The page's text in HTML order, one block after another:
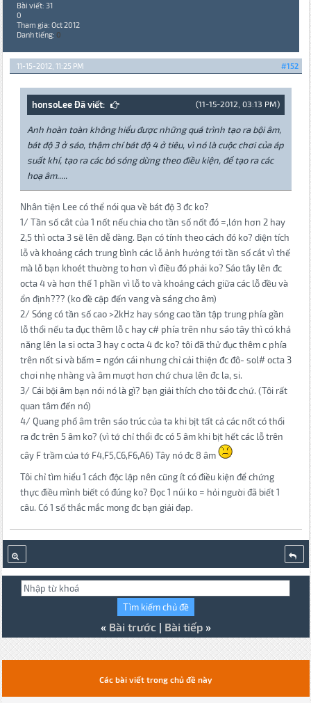
Bài viết: 31
0
Tham gia: Oct 2012
Danh tiếng: 0
#152
11-15-2012, 11:25 PM
(11-15-2012, 03:13 PM)
honsoLee Đã viết:
Anh hoàn toàn không hiểu được những quá trình tạo ra bội âm,
bát độ 3 ở sáo, thậm chí bát độ 4 ở tiêu, vì nó là cuộc chơi của áp
suất khí, tạo ra các bó sóng dừng theo điều kiện, để tạo ra các
hoạ âm.....
Nhân tiện Lee có thể nói qua về bát độ 3 đc ko?
1/ Tần số cắt của 1 nốt nếu chia cho tần số nốt đó =,lớn hơn 2 hay
2,5 thì octa 3 sẽ lên dễ dàng. Bạn có tính theo cách đó ko? diện tích
lỗ và khoảng cách trung bình các lỗ ảnh hưởng tới tần số cắt vì thế
mà lỗ bạn khoét thường to hơn vì điều đó phải ko? Sáo tây lên đc
octa 4 và hơn thế 1 phần vì lỗ to và khoảng cách giữa các lỗ đều và
ổn định??? (ko đề cập đến vang và sáng cho âm)
2/ Sóng có tần số cao >2kHz hay sóng cao tần tập trung phía gần
lỗ thổi nếu ta đục thêm lỗ c hay c# phía trên như sáo tây thì có khả
năng lên la si octa 3 hay c octa 4 đc ko? tôi đã thử đục thêm c phía
trên nốt si và bấm = ngón cái nhưng chỉ cải thiện đc đô- sol# octa 3
chơi nhẹ nhàng và âm mượt hơn chứ chưa lên đc la, si.
3/ Cái bội âm bạn nói nó là gì? bạn giải thích cho tôi đc chứ. (Tôi rất
quan tâm đến nó)
4/ Quang phổ âm trên sáo trúc của ta khi bịt tất cả các nốt có thổi
ra đc trên 5 âm ko? (vì tớ chỉ thổi đc có 5 âm khi bịt hết các lỗ trên
cây F trầm của tớ F4,F5,C6,F6,A6) Tây nó đc 8 âm
Tôi chỉ tìm hiểu 1 cách độc lập nên cũng ít có điều kiện để chứng
thực điều mình biết có đúng ko? Đọc 1 núi ko = hỏi người đã biết 1
câu. Có 1 số thắc mắc mong đc bạn giải đạp.
« Bài trước| Bài tiếp»
Các bài viết trong chủ đề này